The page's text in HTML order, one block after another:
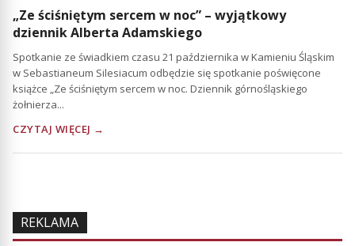
„Ze ściśniętym sercem w noc” – wyjątkowy
dziennik Alberta Adamskiego
Spotkanie ze świadkiem czasu 21 października w Kamieniu Śląskim
w Sebastianeum Silesiacum odbędzie się spotkanie poświęcone
książce „Ze ściśniętym sercem w noc. Dziennik górnośląskiego
żołnierza...
CZYTAJ WIĘCEJ →
REKLAMA